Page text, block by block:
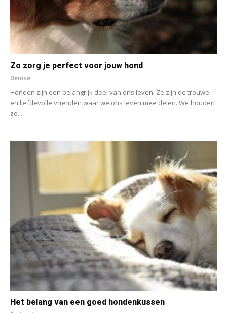
Zo zorg je perfect voor jouw hond
Denise
Honden zijn een belangrijk deel van ons leven. Ze zijn de trouwe
en liefdevolle vrienden waar we ons leven mee delen. We houden
zo...
Het belang van een goed hondenkussen